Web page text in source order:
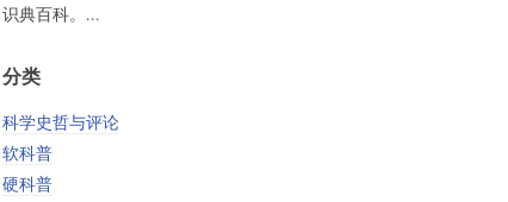
识典百科。...
分类
科学史哲与评论
软科普
硬科普